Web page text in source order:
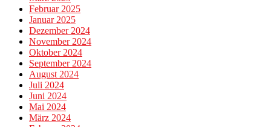
Februar 2025
Januar 2025
Dezember 2024
November 2024
Oktober 2024
September 2024
August 2024
Juli 2024
Juni 2024
Mai 2024
März 2024